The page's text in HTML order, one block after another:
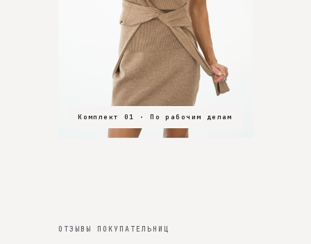
Комплект 01 · По рабочим делам
Комплект 02 · В зал
Комплект 03 · На особенный вечер
ОТЗЫВЫ ПОКУПАТЕЛЬНИЦ